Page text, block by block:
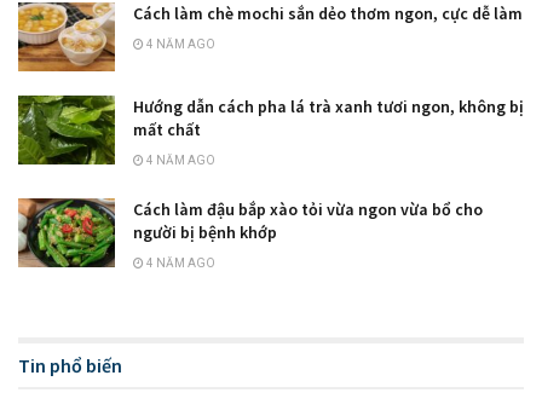
Cách làm chè mochi sắn dẻo thơm ngon, cực dễ làm
4 NĂM AGO
Hướng dẫn cách pha lá trà xanh tươi ngon, không bị
mất chất
4 NĂM AGO
Cách làm đậu bắp xào tỏi vừa ngon vừa bổ cho
người bị bệnh khớp
4 NĂM AGO
Tin phổ biến